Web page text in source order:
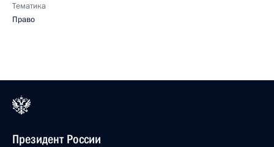
Тематика
Право
Президент России